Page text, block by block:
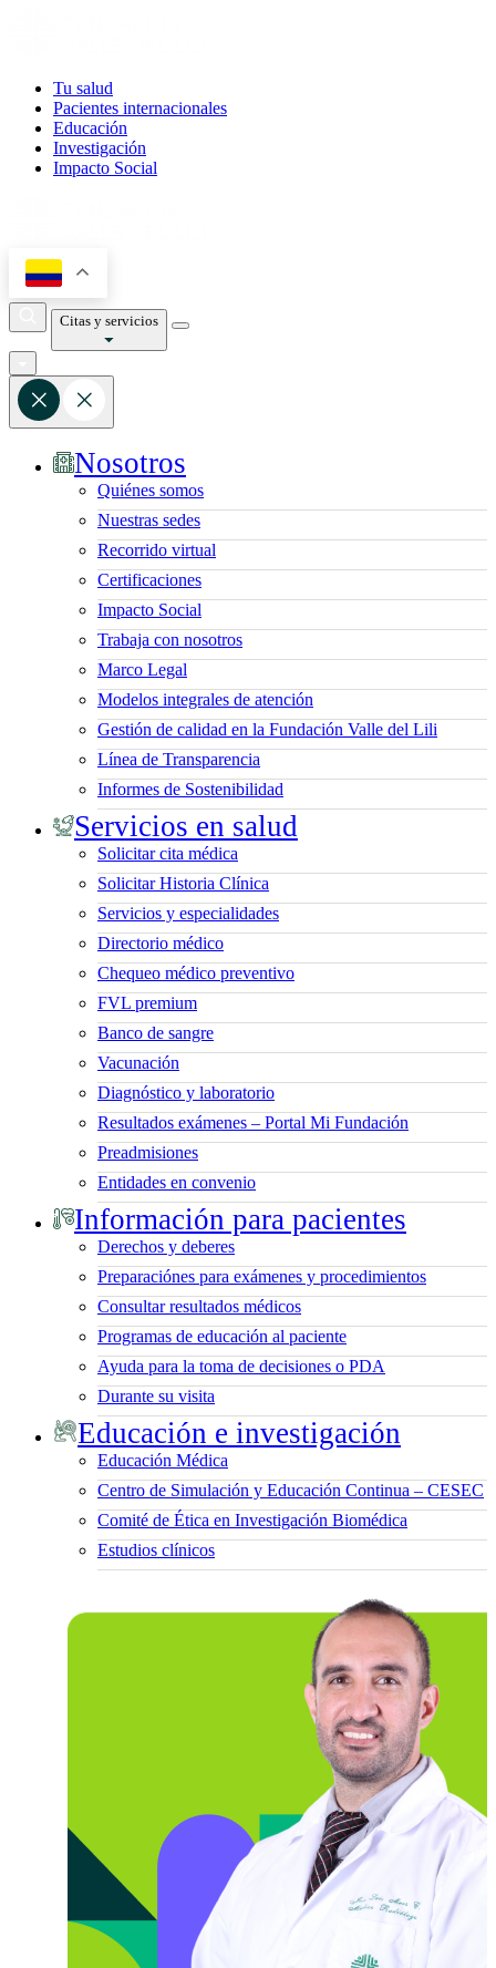
Tu salud
Pacientes internacionales
Educación
Investigación
Impacto Social
Citas y servicios
Nosotros
Quiénes somos
Nuestras sedes
Recorrido virtual
Certificaciones
Impacto Social
Trabaja con nosotros
Marco Legal
Modelos integrales de atención
Gestión de calidad en la Fundación Valle del Lili
Línea de Transparencia
Informes de Sostenibilidad
Servicios en salud
Solicitar cita médica
Solicitar Historia Clínica
Servicios y especialidades
Directorio médico
Chequeo médico preventivo
FVL premium
Banco de sangre
Vacunación
Diagnóstico y laboratorio
Resultados exámenes – Portal Mi Fundación
Preadmisiones
Entidades en convenio
Información para pacientes
Derechos y deberes
Preparaciónes para exámenes y procedimientos
Consultar resultados médicos
Programas de educación al paciente
Ayuda para la toma de decisiones o PDA
Durante su visita
Educación e investigación
Educación Médica
Centro de Simulación y Educación Continua – CESEC
Comité de Ética en Investigación Biomédica
Estudios clínicos